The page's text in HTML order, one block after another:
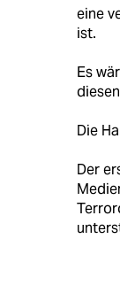
eine
ist.
Es
Die
Der